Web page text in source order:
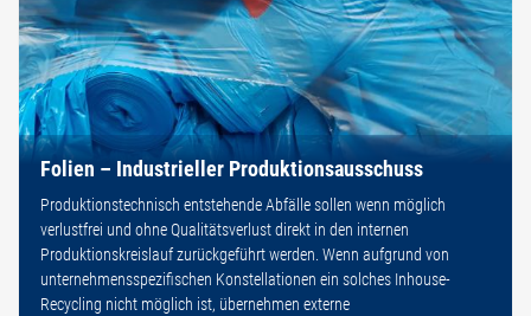
Folien – Industrieller Produktionsausschuss
Produktionstechnisch entstehende Abfälle sollen wenn möglich
verlustfrei und ohne Qualitätsverlust direkt in den internen
Produktionskreislauf zurückgeführt werden. Wenn aufgrund von
unternehmensspezifischen Konstellationen ein solches Inhouse-
Recycling nicht möglich ist, übernehmen externe